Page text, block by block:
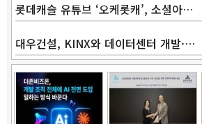
롯데캐슬 유튜브 ‘오케롯캐’, 소셜아…
대우건설, KINX와 데이터센터 개발·…